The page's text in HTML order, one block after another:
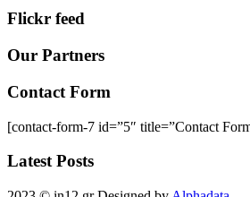
Flickr feed
Our Partners
Contact Form
[contact-form-7 id=”5″ title=”Contact
Latest Posts